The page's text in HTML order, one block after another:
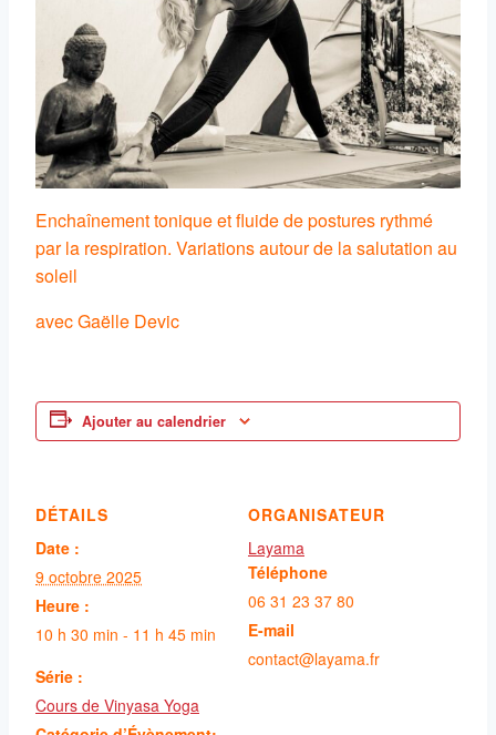
Enchaînement tonique et fluide de postures rythmé
par la respiration. Variations autour de la salutation au
soleil
avec Gaëlle Devic
Ajouter au calendrier
DÉTAILS
Date :
9 octobre 2025
Heure :
10 h 30 min - 11 h 45 min
Série :
Cours de Vinyasa Yoga
ORGANISATEUR
Layama
Téléphone
06 31 23 37 80
E-mail
contact@layama.fr